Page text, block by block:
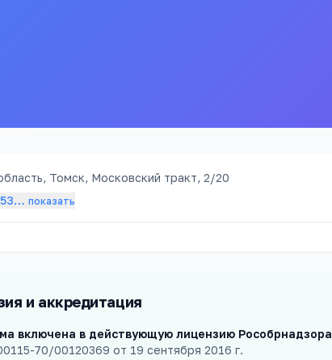
Томск, Московский тракт, 2/20
… показать
и аккредитация
включена в действующую лицензию Рособрнадзора
70/00120369 от 19 сентября 2016 г.